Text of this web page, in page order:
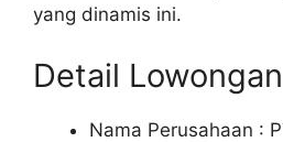
yang dinamis ini.
Detail
Nama Perusahaan :